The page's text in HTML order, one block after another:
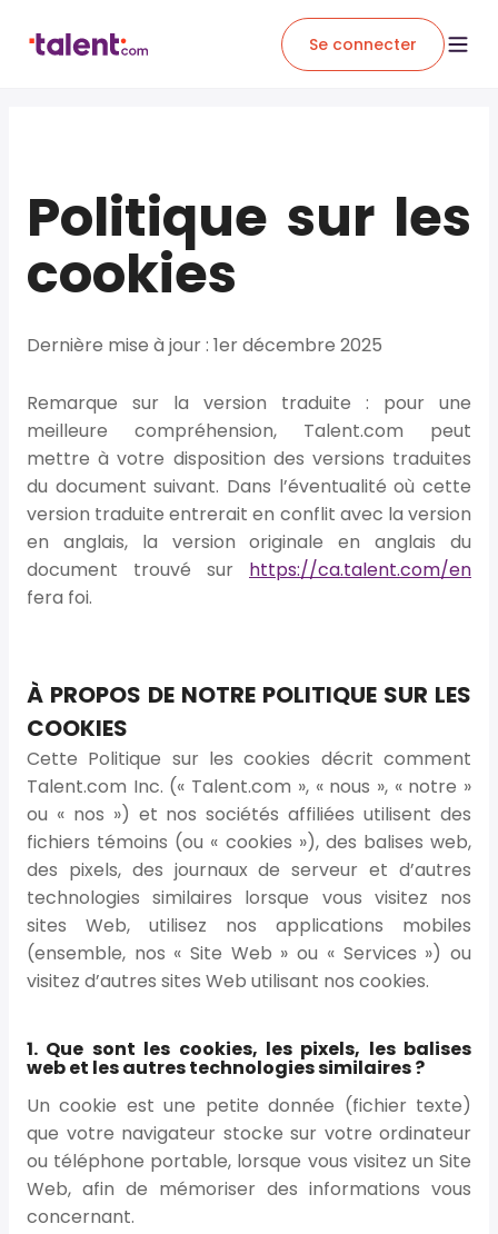
Se connecter
Politique sur les
cookies
Dernière mise à jour : 1er décembre 2025
Remarque sur la version traduite : pour une
meilleure compréhension, Talent.com peut
mettre à votre disposition des versions traduites
du document suivant. Dans l’éventualité où cette
version traduite entrerait en conflit avec la version
en anglais, la version originale en anglais du
document trouvé sur https://ca.talent.com/en
fera foi.
À PROPOS DE NOTRE POLITIQUE SUR LES
COOKIES
Cette Politique sur les cookies décrit comment
Talent.com Inc. (« Talent.com », « nous », « notre »
ou « nos ») et nos sociétés affiliées utilisent des
fichiers témoins (ou « cookies »), des balises web,
des pixels, des journaux de serveur et d’autres
technologies similaires lorsque vous visitez nos
sites Web, utilisez nos applications mobiles
(ensemble, nos « Site Web » ou « Services ») ou
visitez d’autres sites Web utilisant nos cookies.
1. Que sont les cookies, les pixels, les balises
web et les autres technologies similaires ?
Un cookie est une petite donnée (fichier texte)
que votre navigateur stocke sur votre ordinateur
ou téléphone portable, lorsque vous visitez un Site
Web, afin de mémoriser des informations vous
concernant.